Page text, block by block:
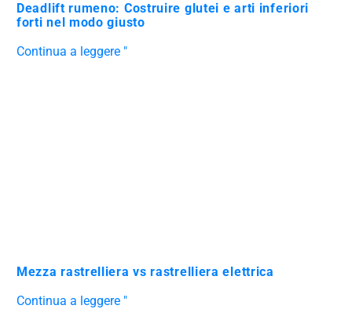
Deadlift rumeno: Costruire glutei e arti inferiori
forti nel modo giusto
Continua a leggere "
Mezza rastrelliera vs rastrelliera elettrica
Continua a leggere "